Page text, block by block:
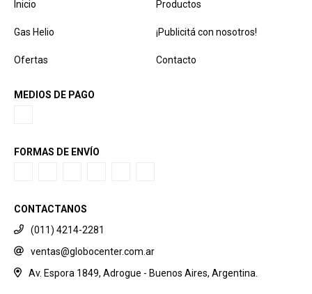
Inicio Productos
Gas Helio ¡Publicitá con nosotros!
Ofertas Contacto
MEDIOS DE PAGO
FORMAS DE ENVÍO
CONTACTANOS
(011) 4214-2281
ventas@globocenter.com.ar
Av. Espora 1849, Adrogue - Buenos Aires, Argentina.